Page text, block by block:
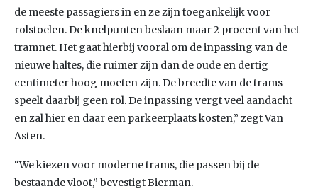
de meeste passagiers in en ze zijn toegankelijk voor
rolstoelen. De knelpunten beslaan maar 2 procent van het
tramnet. Het gaat hierbij vooral om de inpassing van de
nieuwe haltes, die ruimer zijn dan de oude en dertig
centimeter hoog moeten zijn. De breedte van de trams
speelt daarbij geen rol. De inpassing vergt veel aandacht
en zal hier en daar een parkeerplaats kosten,” zegt Van
Asten.
“We kiezen voor moderne trams, die passen bij de
bestaande vloot,” bevestigt Bierman.